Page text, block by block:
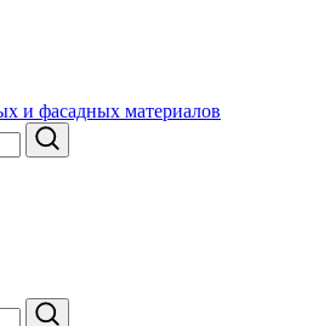
и фасадных материалов